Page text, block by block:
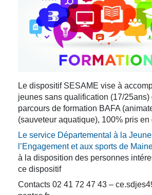
Le dispositif SESAME vise à
jeunes sans qualification (17/25ans)
parcours de formation BAFA
(sauveteur aquatique), 100% pris en
Le service Départemental à la
l’Engagement et aux sports de
à la disposition des personnes
ce dispositif
Contacts 02 41 72 47 43 –